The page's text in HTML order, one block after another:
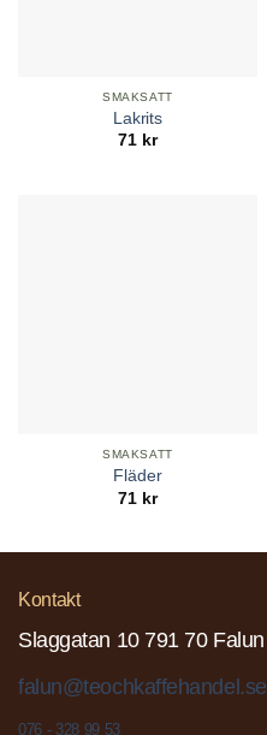
SMAKSATT
Lakrits
71 kr
SMAKSATT
Fläder
71 kr
Kontakt
Slaggatan 10 791 70 Falun
falun@teochkaffehandel.se
076 - 328 99 53